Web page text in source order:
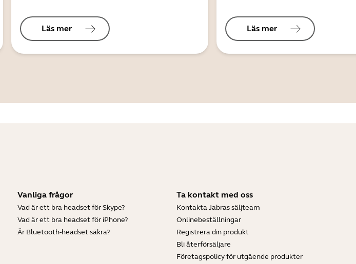
Läs mer Läs mer
Vanliga frågor
Vad är ett bra headset för Skype?
Vad är ett bra headset för iPhone?
Är Bluetooth-headset säkra?
Ta kontakt med oss
Kontakta Jabras säljteam
Onlinebeställningar
Registrera din produkt
Bli återförsäljare
Företagspolicy för utgående produkter